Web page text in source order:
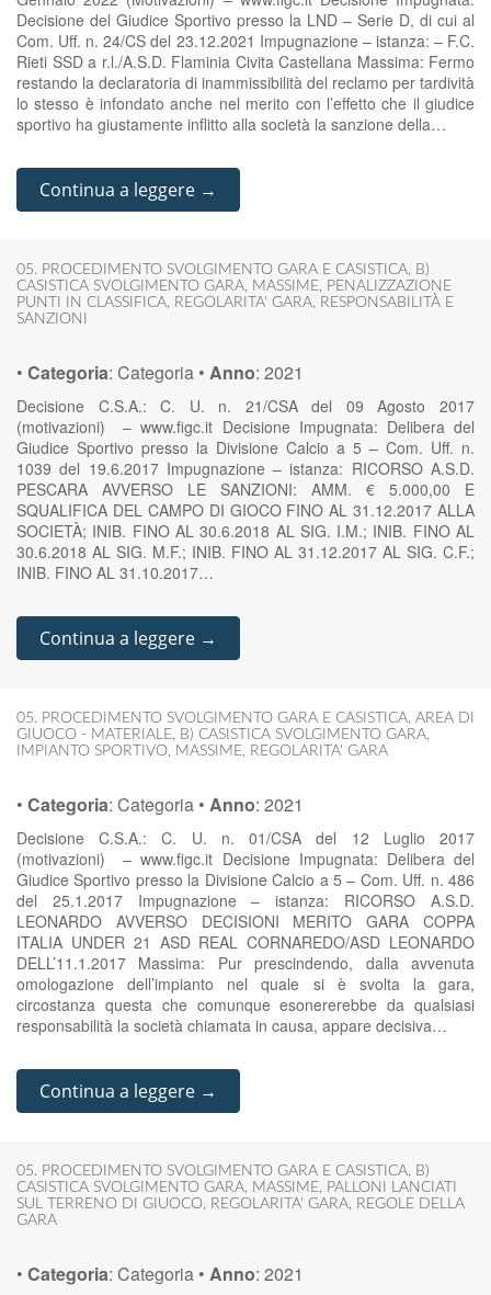
Decisione del Giudice Sportivo presso la LND – Serie D, di cui al
Com. Uff. n. 24/CS del 23.12.2021 Impugnazione – istanza: – F.C.
Rieti SSD a r.l./A.S.D. Flaminia Civita Castellana Massima: Fermo
restando la declaratoria di inammissibilità del reclamo per tardività
lo stesso è infondato anche nel merito con l’effetto che il giudice
sportivo ha giustamente inflitto alla società la sanzione della…
Continua a leggere →
05. PROCEDIMENTO SVOLGIMENTO GARA E CASISTICA, B)
CASISTICA SVOLGIMENTO GARA, MASSIME, PENALIZZAZIONE
PUNTI IN CLASSIFICA, REGOLARITA' GARA, RESPONSABILITÀ E
SANZIONI
• Categoria: Categoria • Anno: 2021
Decisione C.S.A.: C. U. n. 21/CSA del 09 Agosto 2017
(motivazioni) – www.figc.it Decisione Impugnata: Delibera del
Giudice Sportivo presso la Divisione Calcio a 5 – Com. Uff. n.
1039 del 19.6.2017 Impugnazione – istanza: RICORSO A.S.D.
PESCARA AVVERSO LE SANZIONI: AMM. € 5.000,00 E
SQUALIFICA DEL CAMPO DI GIOCO FINO AL 31.12.2017 ALLA
SOCIETÀ; INIB. FINO AL 30.6.2018 AL SIG. I.M.; INIB. FINO AL
30.6.2018 AL SIG. M.F.; INIB. FINO AL 31.12.2017 AL SIG. C.F.;
INIB. FINO AL 31.10.2017…
Continua a leggere →
05. PROCEDIMENTO SVOLGIMENTO GARA E CASISTICA, AREA DI
GIUOCO - MATERIALE, B) CASISTICA SVOLGIMENTO GARA,
IMPIANTO SPORTIVO, MASSIME, REGOLARITA' GARA
• Categoria: Categoria • Anno: 2021
Decisione C.S.A.: C. U. n. 01/CSA del 12 Luglio 2017
(motivazioni) – www.figc.it Decisione Impugnata: Delibera del
Giudice Sportivo presso la Divisione Calcio a 5 – Com. Uff. n. 486
del 25.1.2017 Impugnazione – istanza: RICORSO A.S.D.
LEONARDO AVVERSO DECISIONI MERITO GARA COPPA
ITALIA UNDER 21 ASD REAL CORNAREDO/ASD LEONARDO
DELL’11.1.2017 Massima: Pur prescindendo, dalla avvenuta
omologazione dell’impianto nel quale si è svolta la gara,
circostanza questa che comunque esonererebbe da qualsiasi
responsabilità la società chiamata in causa, appare decisiva…
Continua a leggere →
05. PROCEDIMENTO SVOLGIMENTO GARA E CASISTICA, B)
CASISTICA SVOLGIMENTO GARA, MASSIME, PALLONI LANCIATI
SUL TERRENO DI GIUOCO, REGOLARITA' GARA, REGOLE DELLA
GARA
• Categoria: Categoria • Anno: 2021